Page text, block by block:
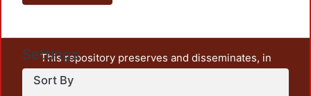
Settings
Sort By
This repository preserves and disseminates, in
unrestricted open access, the teaching and research
output of UAM Azcapotzalco. It also includes some